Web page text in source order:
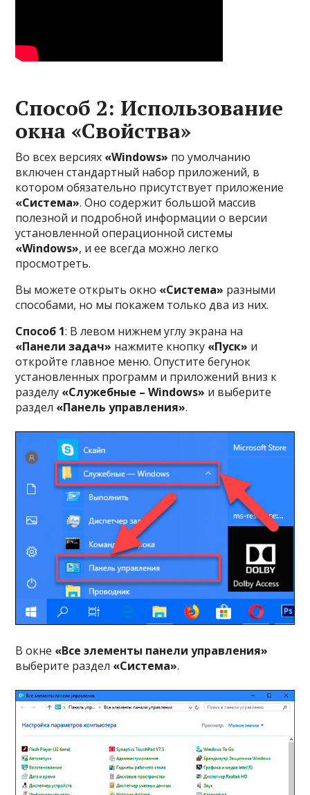
Способ 2: Использование
окна«Свойства»
Во всех версиях «Windows» по умолчанию
включен стандартный набор приложений, в
котором обязательно присутствует приложение
«Система». Оно содержит большой массив
полезной и подробной информации о версии
установленной операционной системы
«Windows», и ее всегда можно легко
просмотреть.
Вы можете открыть окно «Система» разными
способами, но мы покажем только два из них.
Способ 1: В левом нижнем углу экрана на
«Панели задач» нажмите кнопку «Пуск» и
откройте главное меню. Опустите бегунок
установленных программ и приложений вниз к
разделу «Служебные – Windows» и выберите
раздел «Панель управления».
В окне «Все элементы панели управления»
выберите раздел «Система».